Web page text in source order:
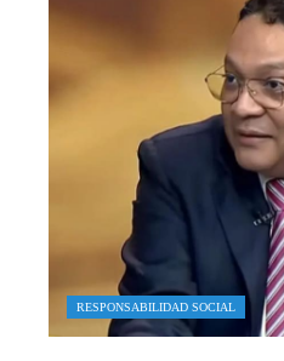
RESPONSABILIDAD SOCIAL